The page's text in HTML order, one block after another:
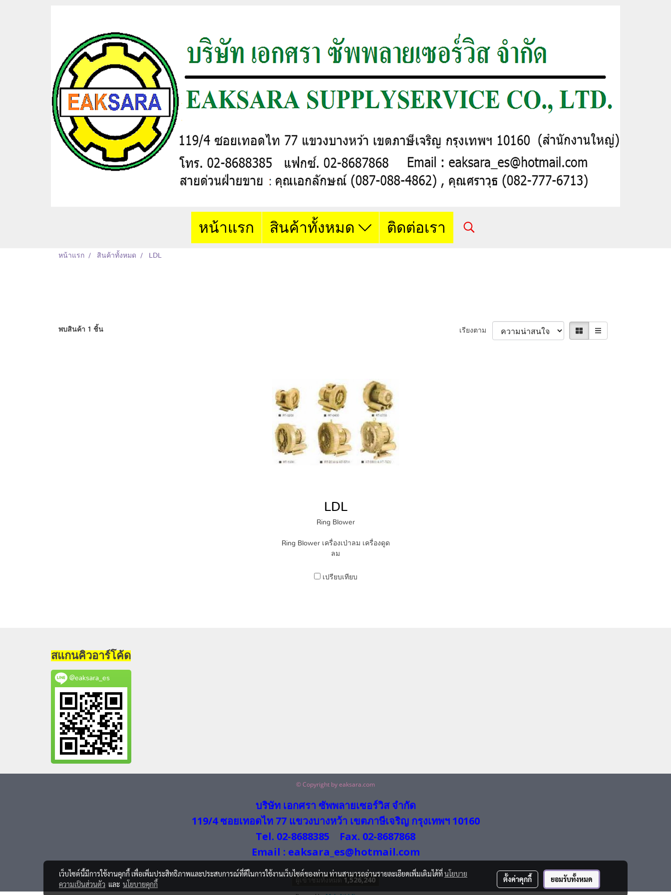
หน้าแรก สินค้าทั้งหมด ติดต่อเรา
หน้าแรก สินค้าทั้งหมด LDL
พบสินค้า 1 ชิ้น เรียงตาม
LDL
Ring Blower
Ring Blower เครื่องเป่าลม เครื่องดูด
ลม
เปรียบเทียบ
สแกนคิวอาร์โค้ด
@eaksara_es
© Copyright by eaksara.com
บริษัท เอกศรา ซัพพลายเซอร์วิส จำกัด
119/4 ซอยเทอดไท 77 แขวงบางหว้า เขตภาษีเจริญ กรุงเทพฯ 10160
Tel. 02-8688385 Fax. 02-8687868
Email : eaksara_es@hotmail.com
ผู้เข้าชมวันนี้ 1
เว็บไซต์นี้มีการใช้งานคุกกี้ เพื่อเพิ่มประสิทธิภาพและประสบการณ์ที่ดีในการใช้งานเว็บไซต์ของท่าน ท่านสามารถอ่านรายละเอียดเพิ่มเติมได้ที่นโยบาย
ความเป็นส่วนตัว และ นโยบายคุกกี้
ตั้งค่าคุกกี้ ยอมรับทั้งหมด